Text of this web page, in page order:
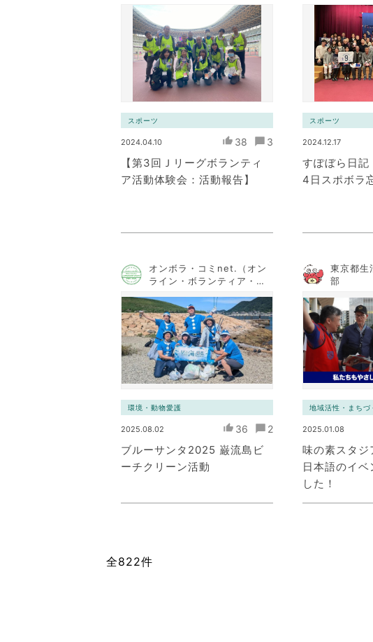
ミュニケーション・ネット
ワーク）
スポーツ
2024.04.10 38 3
【第3回Ｊリーグボランティ
ア活動体験会：活動報告】
スポーツ
2024.12.17
すぽぼら日
4日スポボラ
オンボラ・コミnet.（オン
ライン・ボランティア・コ
ワーク）
環境・動物愛護
2025.08.02 36 2
ブルーサンタ2025 巌流島ビ
ーチクリーン活動
東京都生
部
地域活性・まちづ
2025.01.08
味の素スタジ
日本語のイベ
した！
全822件